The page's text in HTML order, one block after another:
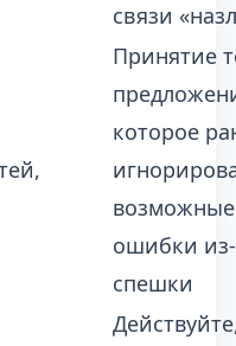
связи
Принятие
которое
возможные
ошибки
спешки